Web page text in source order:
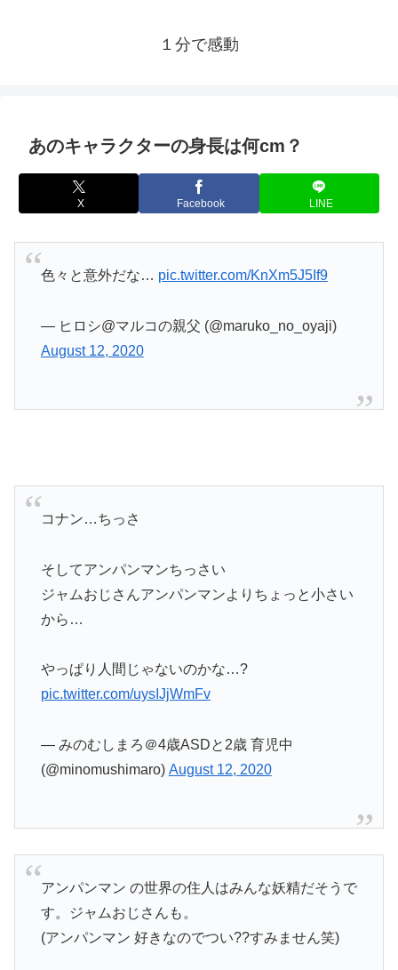
１分で感動
あのキャラクターの身長は何cm？
X Facebook LINE
色々と意外だな… pic.twitter.com/KnXm5J5If9
— ヒロシ@マルコの親父 (@maruko_no_oyaji)
August 12, 2020
コナン…ちっさ
そしてアンパンマンちっさい
ジャムおじさんアンパンマンよりちょっと小さい
から…
やっぱり人間じゃないのかな…?
pic.twitter.com/uysIJjWmFv
— みのむしまろ＠4歳ASDと2歳 育児中
(@minomushimaro) August 12, 2020
アンパンマン の世界の住人はみんな妖精だそうで
す。ジャムおじさんも。
(アンパンマン 好きなのでつい??すみません笑)